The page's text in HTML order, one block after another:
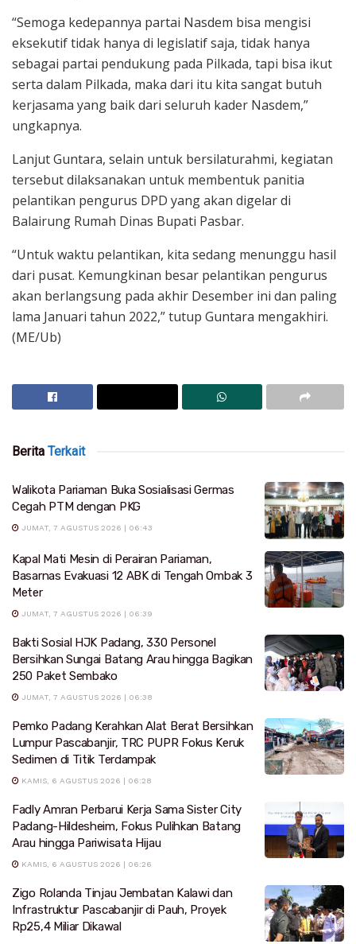
“Semoga kedepannya partai Nasdem bisa mengisi
eksekutif tidak hanya di legislatif saja, tidak hanya
sebagai partai pendukung pada Pilkada, tapi bisa ikut
serta dalam Pilkada, maka dari itu kita sangat butuh
kerjasama yang baik dari seluruh kader Nasdem,”
ungkapnya.
Lanjut Guntara, selain untuk bersilaturahmi, kegiatan
tersebut dilaksanakan untuk membentuk panitia
pelantikan pengurus DPD yang akan digelar di
Balairung Rumah Dinas Bupati Pasbar.
“Untuk waktu pelantikan, kita sedang menunggu hasil
dari pusat. Kemungkinan besar pelantikan pengurus
akan berlangsung pada akhir Desember ini dan paling
lama Januari tahun 2022,” tutup Guntara mengakhiri.
(ME/Ub)
Berita Terkait
Walikota Pariaman Buka Sosialisasi Germas
Cegah PTM dengan PKG
JUMAT, 7 AGUSTUS 2026 | 06:43
Kapal Mati Mesin di Perairan Pariaman,
Basarnas Evakuasi 12 ABK di Tengah Ombak 3
Meter
JUMAT, 7 AGUSTUS 2026 | 06:39
Bakti Sosial HJK Padang, 330 Personel
Bersihkan Sungai Batang Arau hingga Bagikan
250 Paket Sembako
JUMAT, 7 AGUSTUS 2026 | 06:38
Pemko Padang Kerahkan Alat Berat Bersihkan
Lumpur Pascabanjir, TRC PUPR Fokus Keruk
Sedimen di Titik Terdampak
KAMIS, 6 AGUSTUS 2026 | 06:28
Fadly Amran Perbarui Kerja Sama Sister City
Padang-Hildesheim, Fokus Pulihkan Batang
Arau hingga Pariwisata Hijau
KAMIS, 6 AGUSTUS 2026 | 06:26
Zigo Rolanda Tinjau Jembatan Kalawi dan
Infrastruktur Pascabanjir di Pauh, Proyek
Rp25,4 Miliar Dikawal